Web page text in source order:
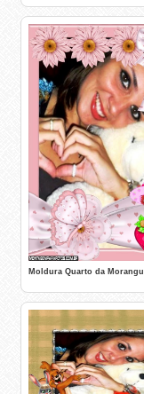
Moldura Quarto da